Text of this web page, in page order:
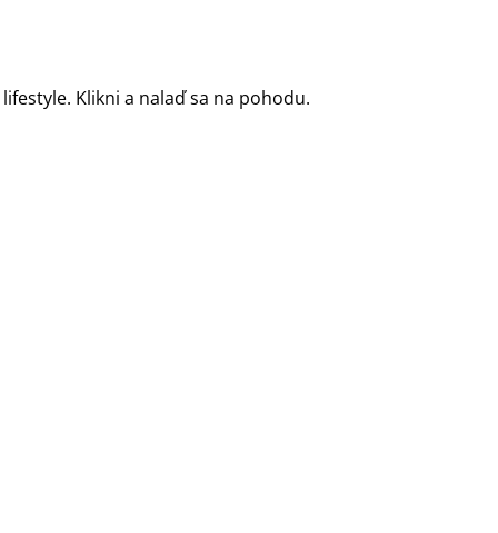
Klikni a nalaď sa na pohodu.